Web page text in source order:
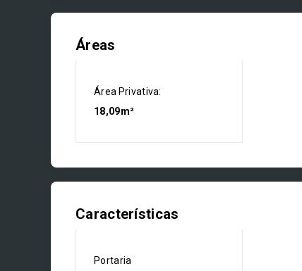
Áreas
Área Privativa:
18,09m²
Características
Portaria